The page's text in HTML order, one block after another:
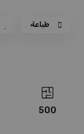
طباعة
500